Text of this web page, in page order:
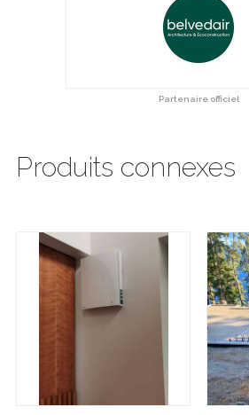
Partenaire officiel
Produits connexes